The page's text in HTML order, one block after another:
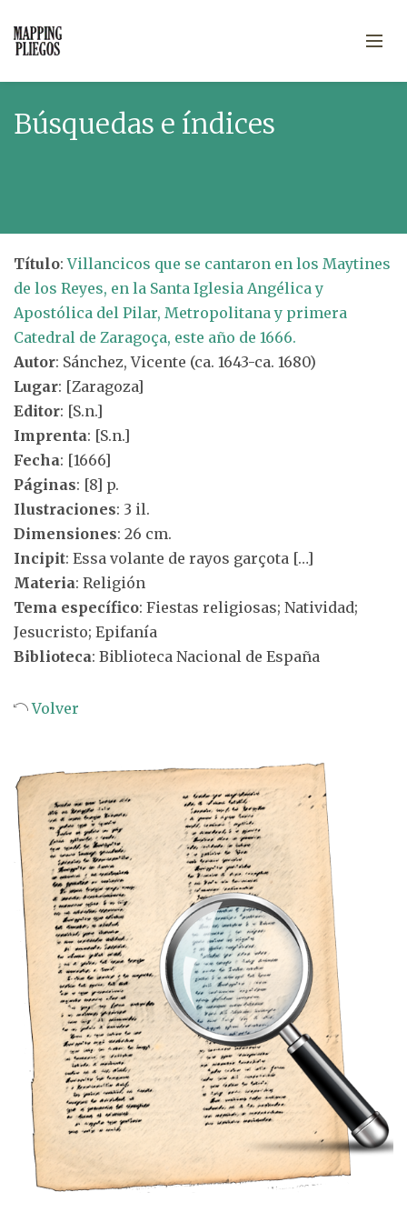
Búsquedas e índices
Título:Villancicos que se cantaron en los Maytines
de los Reyes, en la Santa Iglesia Angélica y
Apostólica del Pilar, Metropolitana y primera
Catedral de Zaragoça, este año de 1666.
Autor: Sánchez, Vicente (ca. 1643-ca. 1680)
Lugar: [Zaragoza]
Editor: [S.n.]
Imprenta: [S.n.]
Fecha: [1666]
Páginas: [8] p.
Ilustraciones: 3 il.
Dimensiones: 26 cm.
Incipit: Essa volante de rayos garçota […]
Materia: Religión
Tema específico: Fiestas religiosas; Natividad;
Jesucristo; Epifanía
Biblioteca: Biblioteca Nacional de España
Volver